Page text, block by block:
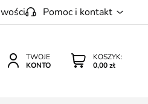
Pomoc i kontakt
KOSZYK:
0,00 zł
TWOJE
KONTO